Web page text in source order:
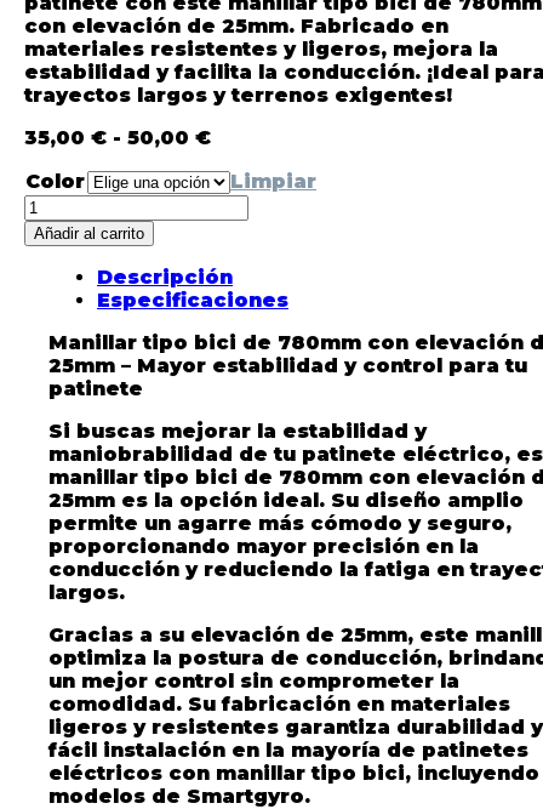
con elevación de 25mm. Fabricado en
materiales resistentes y ligeros, mejora la
estabilidad y facilita la conducción. ¡Ideal
trayectos largos y terrenos exigentes!
35,00 € - 50,00 €
Color
Limpiar
Añadir al carrito
Descripción
Especificaciones
Manillar tipo bici de 780mm con elevación
25mm – Mayor estabilidad y control para tu
patinete
Si buscas mejorar la estabilidad y
maniobrabilidad de tu patinete eléctrico,
manillar tipo bici de 780mm con elevación
25mm es la opción ideal. Su diseño amplio
permite un agarre más cómodo y seguro,
proporcionando mayor precisión en la
conducción y reduciendo la fatiga en
largos.
Gracias a su elevación de 25mm, este
optimiza la postura de conducción,
un mejor control sin comprometer la
comodidad. Su fabricación en materiales
ligeros y resistentes garantiza durabilidad y
fácil instalación en la mayoría de patinetes
eléctricos con manillar tipo bici, incluyendo
modelos de Smartgyro.